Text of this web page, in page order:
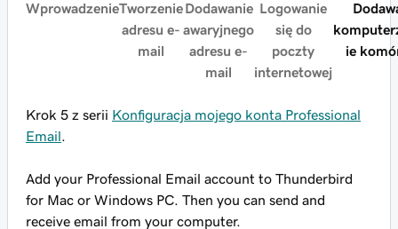
WprowadzenieTworzenie
adresu e-
mail
Dodawanie
awaryjnego
adresu e-
mail
Logowanie
się do
poczty
internetowej
ie
Krok 5 z serii Konfiguracja mojego konta Professional
Email
Add your Professional Email account to Thunderbird
for Mac or Windows PC. Then you can send and
receive email from your computer.